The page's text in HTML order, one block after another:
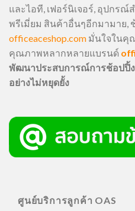
และไอที, เฟอร์นิเจอร์, อุปกร
พรีเมี่ยม สินค้าอื่นๆอีกมามาย,
officeaceshop.com มั่นใจในคุ
คุณภาพหลากหลายแบรนด์
พัฒนาประสบการณ์การช้อปปิ้
อย่างไม่หยุดยั้ง
ศูนย์บริการลูกค้า OAS